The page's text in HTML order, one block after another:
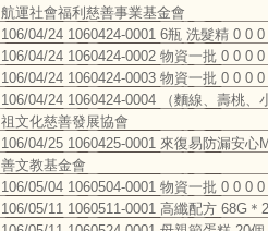
航運社會福利慈善事業基金會
106/04/24 1060424-0001 6瓶 洗髮精 0 0
106/04/24 1060424-0002 物資一批 0 0 0
106/04/24 1060424-0003 物資一批 0 0 0
106/04/24 1060424-0004 （麵線、壽桃
祖文化慈善發展協會
106/04/25 1060425-0001 來復易防漏安
善文教基金會
106/05/04 1060504-0001 物資一批 0 0 0
106/05/11 1060511-0001 高纖配方 68G